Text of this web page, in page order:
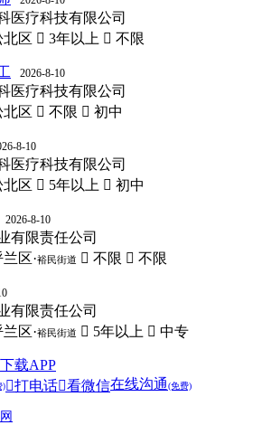
医疗科技有限公司
北区  3年以上  不限
2026-8-10
医疗科技有限公司
北区  不限  初中
8-10
医疗科技有限公司
北区  5年以上  初中
2026-8-10
有限责任公司
区·裕民街道  不限  不限
有限责任公司
区·裕民街道  5年以上  中专
下载APP
) 打电话看微信在线沟通(免费)